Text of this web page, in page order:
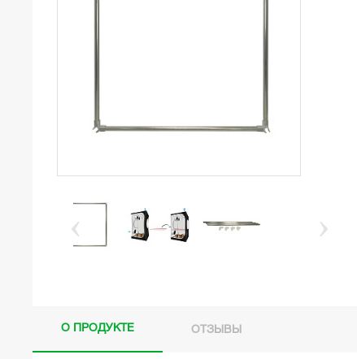
О ПРОДУКТЕ ОТЗЫВЫ